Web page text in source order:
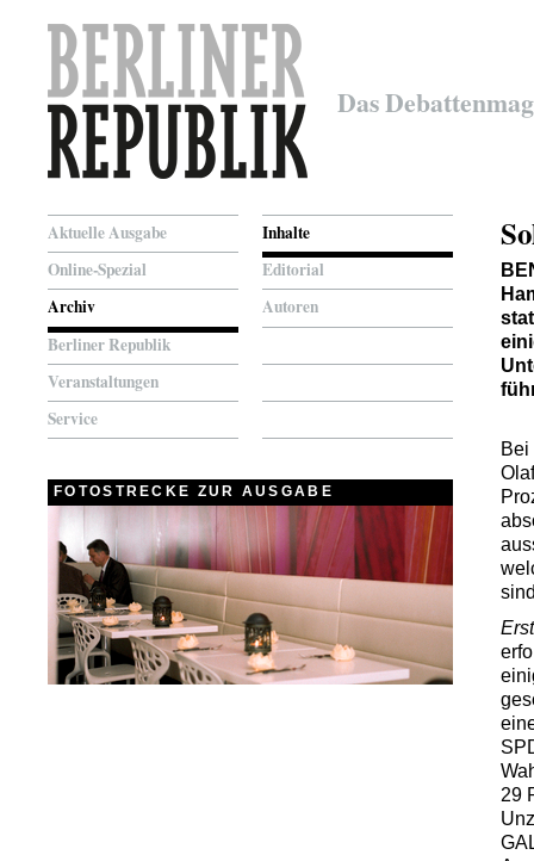
Das
Aktuelle Ausgabe
Online-Spezial
Archiv
Berliner Republik
Veranstaltungen
Service
Inhalte
Editorial
Autoren
FOTOSTRECKE ZUR AUSGABE
Bei
29